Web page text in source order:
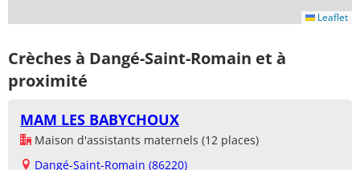
Leaflet
Crèches à Dangé-Saint-Romain et à
proximité
MAM LES BABYCHOUX
Maison d'assistants maternels (12 places)
Dangé-Saint-Romain (86220)